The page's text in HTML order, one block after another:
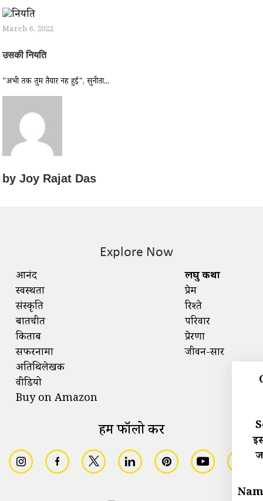
March 6, 2022
उसकी नियति
"अभी तक तुम तैयार नहीं हुई", सुनीता...
by Joy Rajat Das
Explore Now
आनंद
स्वस्थता
संस्कृति
बातचीत
किताबें
सफरनामा
अतिथिलेखक
वीडियो
Buy on Amazon
लघु कथा
प्रेम
रिश्ते
परिवार
प्रेरणा
जीवन-सार
हमें फॉलो करें